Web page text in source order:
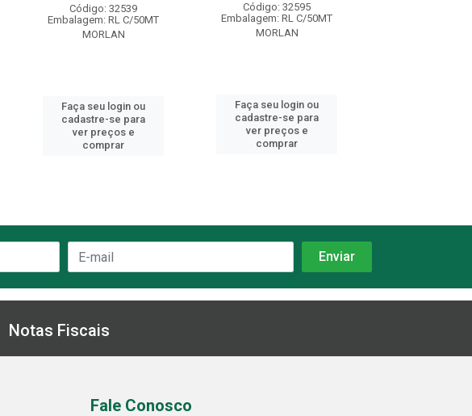
Código: 32539
Embalagem: RL C/50MT
MORLAN
Faça seu login ou
cadastre-se para
ver preços e
comprar
Código: 32595
Embalagem: RL C/50MT
MORLAN
Faça seu login ou
cadastre-se para
ver preços e
comprar
Notas Fiscais
Fale Conosco